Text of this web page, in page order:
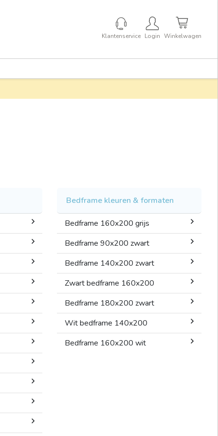
Klantenservice Login Winkelwagen
Bedframe kleuren & formaten
Bedframe 160x200 grijs
Bedframe 90x200 zwart
Bedframe 140x200 zwart
Zwart bedframe 160x200
Bedframe 180x200 zwart
Wit bedframe 140x200
Bedframe 160x200 wit